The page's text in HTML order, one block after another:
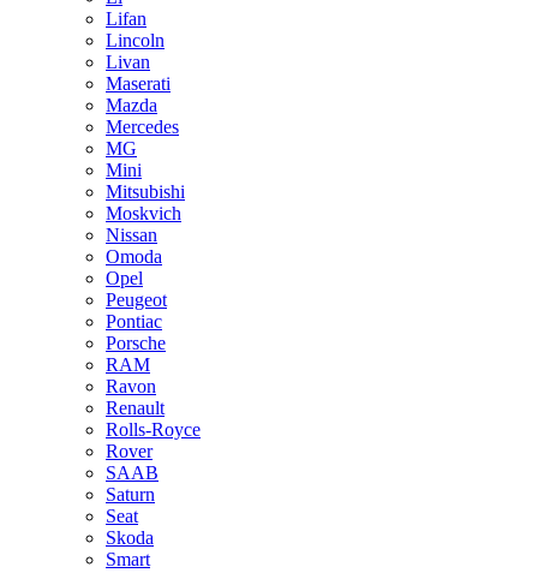
Lifan
Lincoln
Livan
Maserati
Mazda
Mercedes
MG
Mini
Mitsubishi
Moskvich
Nissan
Omoda
Opel
Peugeot
Pontiac
Porsche
RAM
Ravon
Renault
Rolls-Royce
Rover
SAAB
Saturn
Seat
Skoda
Smart